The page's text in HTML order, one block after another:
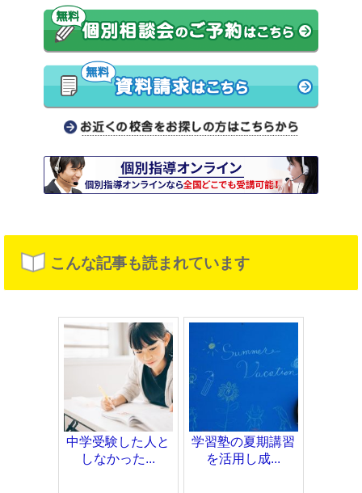
こんな記事も読まれています
中学受験した人と
しなかった...
学習塾の夏期講習
を活用し成...